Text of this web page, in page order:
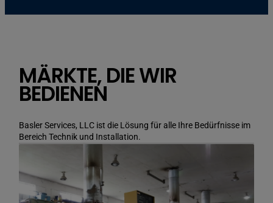
MÄRKTE, DIE WIR
BEDIENEN
Basler Services, LLC ist die Lösung für alle Ihre Bedürfnisse im
Bereich Technik und Installation.